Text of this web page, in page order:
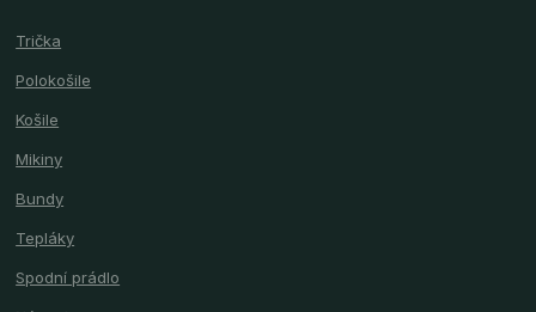
Trička
Polokošile
Košile
Mikiny
Bundy
Tepláky
Spodní prádlo